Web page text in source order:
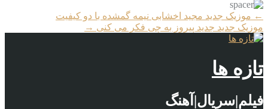
More
Articles
← موزیک جدید مجید اخشابی نیمه گمشده با دو کیفیت
موزیک جدید جديد پیروز به چی فکر می کنی →
تازه ها
فیلم|سریال|آهنگ